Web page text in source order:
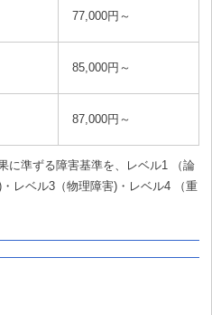
77,000円～
85,000円～
87,000円～
に準ずる障害基準を、レベル1 （論
レベル3（物理障害)・レベル4 （重